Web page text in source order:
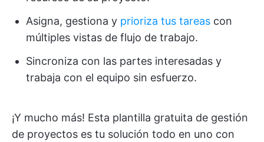
Asigna, gestiona y prioriza tus tareas con
múltiples vistas de flujo de trabajo.
Sincroniza con las partes interesadas y
trabaja con el equipo sin esfuerzo.
¡Y mucho más! Esta plantilla gratuita de gestión
de proyectos es tu solución todo en uno con